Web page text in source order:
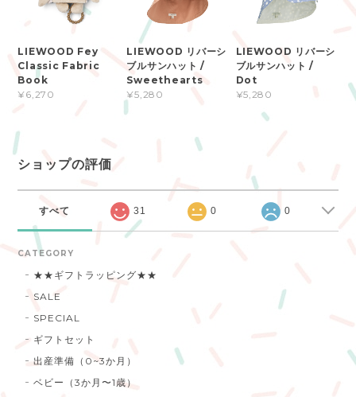
LIEWOOD Fey
Classic Fabric
Book
¥6,270
LIEWOOD リバーシ
ブルサンハット /
Sweethearts
¥5,280
LIEWOOD リバーシ
ブルサンハット /
Dot
¥5,280
ショップの評価
すべて 31 0 0
CATEGORY
★★ギフトラッピング★★
SALE
SPECIAL
ギフトセット
出産準備（0~3か月）
ベビー（3か月〜1歳）